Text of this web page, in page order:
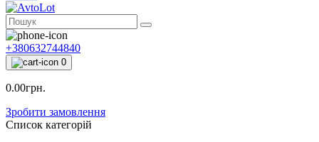
+380632744840
0
0.00грн.
Зробити замовлення
Список категорій